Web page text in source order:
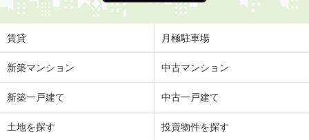
賃貸 月極駐車場
新築マンション 中古マンション
新築一戸建て 中古一戸建て
土地を探す 投資物件を探す